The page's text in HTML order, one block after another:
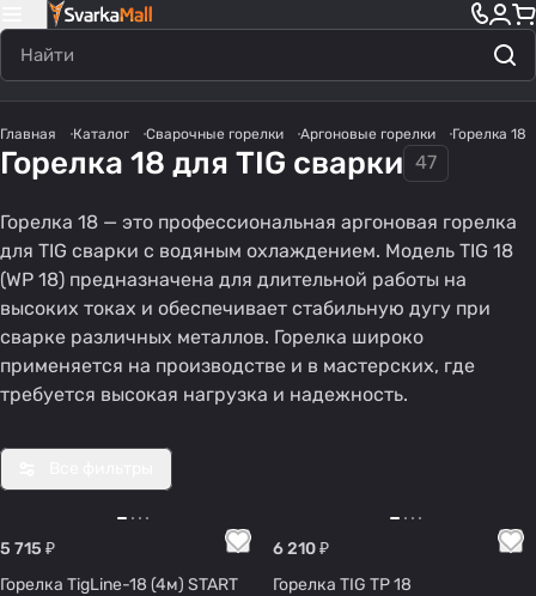
Главная Каталог Сварочные горелки Аргоновые горелки Горелка 18
Горелка 18 для TIG сварки 47
Горелка 18 — это профессиональная аргоновая горелка
для TIG сварки с водяным охлаждением. Модель TIG 18
(WP 18) предназначена для длительной работы на
высоких токах и обеспечивает стабильную дугу при
сварке различных металлов. Горелка широко
применяется на производстве и в мастерских, где
требуется высокая нагрузка и надежность.
5 715 ₽
Горелка TigLine-18 (4м) START
6 210 ₽
Горелка TIG TP 18